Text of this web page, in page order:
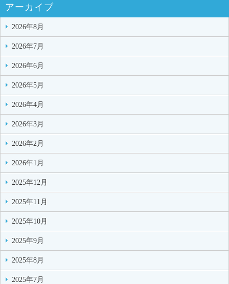
アーカイブ
2026年8月
2026年7月
2026年6月
2026年5月
2026年4月
2026年3月
2026年2月
2026年1月
2025年12月
2025年11月
2025年10月
2025年9月
2025年8月
2025年7月